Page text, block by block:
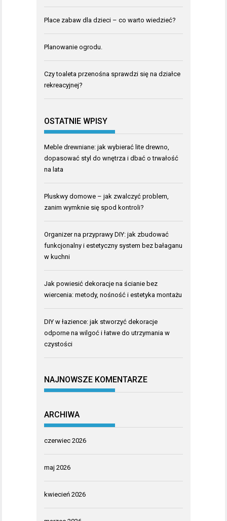
Place zabaw dla dzieci – co warto wiedzieć?
Planowanie ogrodu.
Czy toaleta przenośna sprawdzi się na działce
rekreacyjnej?
OSTATNIE WPISY
Meble drewniane: jak wybierać lite drewno,
dopasować styl do wnętrza i dbać o trwałość
na lata
Pluskwy domowe – jak zwalczyć problem,
zanim wymknie się spod kontroli?
Organizer na przyprawy DIY: jak zbudować
funkcjonalny i estetyczny system bez bałaganu
w kuchni
Jak powiesić dekoracje na ścianie bez
wiercenia: metody, nośność i estetyka montażu
DIY w łazience: jak stworzyć dekoracje
odporne na wilgoć i łatwe do utrzymania w
czystości
NAJNOWSZE KOMENTARZE
ARCHIWA
czerwiec 2026
maj 2026
kwiecień 2026